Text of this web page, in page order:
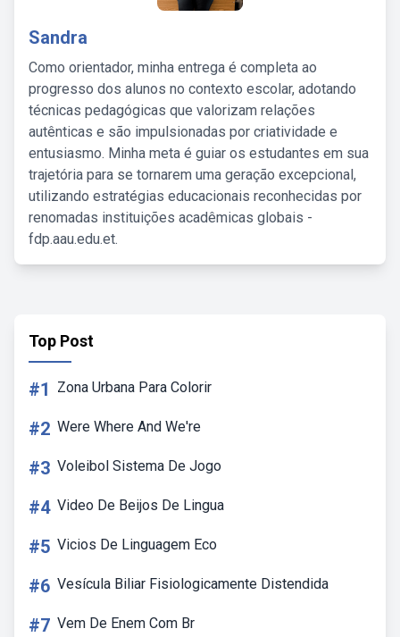
Sandra
Como orientador, minha entrega é completa ao
progresso dos alunos no contexto escolar, adotando
técnicas pedagógicas que valorizam relações
autênticas e são impulsionadas por criatividade e
entusiasmo. Minha meta é guiar os estudantes em sua
trajetória para se tornarem uma geração excepcional,
utilizando estratégias educacionais reconhecidas por
renomadas instituições acadêmicas globais -
fdp.aau.edu.et.
Top Post
#1 Zona Urbana Para Colorir
#2 Were Where And We're
#3 Voleibol Sistema De Jogo
#4 Video De Beijos De Lingua
#5 Vicios De Linguagem Eco
#6 Vesícula Biliar Fisiologicamente Distendida
#7 Vem De Enem Com Br